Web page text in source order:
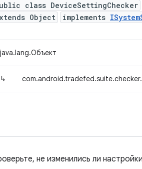
class DeviceSettingChecker
Object
implements
java.lang.Объект
↳
не изменились ли